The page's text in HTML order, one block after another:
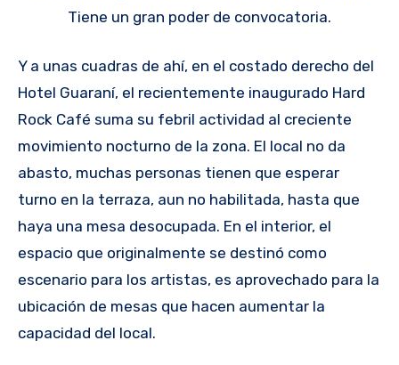
Tiene un gran poder de convocatoria.
Y a unas cuadras de ahí, en el costado derecho del
Hotel Guaraní, el recientemente inaugurado Hard
Rock Café suma su febril actividad al creciente
movimiento nocturno de la zona. El local no da
abasto, muchas personas tienen que esperar
turno en la terraza, aun no habilitada, hasta que
haya una mesa desocupada. En el interior, el
espacio que originalmente se destinó como
escenario para los artistas, es aprovechado para la
ubicación de mesas que hacen aumentar la
capacidad del local.